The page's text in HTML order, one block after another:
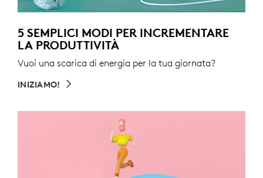
5 SEMPLICI MODI PER INCREMENTARE
LA PRODUTTIVITÀ
Vuoi una scarica di energia per la tua giornata?
INIZIAMO!